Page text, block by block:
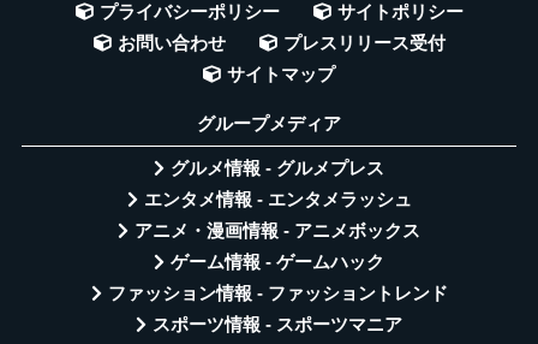
プライバシーポリシー
サイトポリシー
お問い合わせ
プレスリリース受付
サイトマップ
グループメディア
グルメ情報 - グルメプレス
エンタメ情報 - エンタメラッシュ
アニメ・漫画情報 - アニメボックス
ゲーム情報 - ゲームハック
ファッション情報 - ファッショントレンド
スポーツ情報 - スポーツマニア